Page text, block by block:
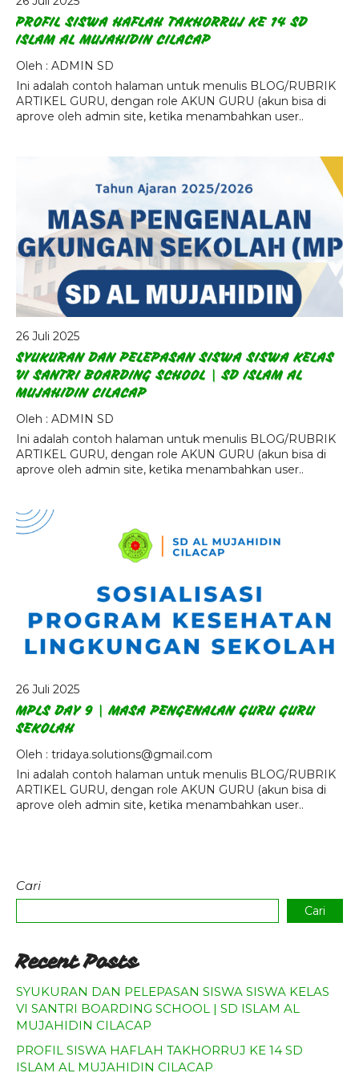
Agenda
Pengumuman
Download
Video
PROFIL SISWA HAFLAH TAKHORRUJ KE 14 SD
ISLAM AL MUJAHIDIN CILACAP
Oleh : ADMIN SD
Ini adalah contoh halaman untuk menulis BLOG/RUBRIK
ARTIKEL GURU, dengan role AKUN GURU (akun bisa di
aprove oleh admin site, ketika menambahkan user..
26 Juli 2025
SYUKURAN DAN PELEPASAN SISWA SISWA KELAS
VI SANTRI BOARDING SCHOOL | SD ISLAM AL
MUJAHIDIN CILACAP
Oleh : ADMIN SD
Ini adalah contoh halaman untuk menulis BLOG/RUBRIK
ARTIKEL GURU, dengan role AKUN GURU (akun bisa di
aprove oleh admin site, ketika menambahkan user..
26 Juli 2025
MPLS DAY 9 | MASA PENGENALAN GURU GURU
SEKOLAH
Oleh : tridaya.solutions@gmail.com
Ini adalah contoh halaman untuk menulis BLOG/RUBRIK
ARTIKEL GURU, dengan role AKUN GURU (akun bisa di
aprove oleh admin site, ketika menambahkan user..
Cari
Cari
Recent Posts
SYUKURAN DAN PELEPASAN SISWA SISWA KELAS
VI SANTRI BOARDING SCHOOL | SD ISLAM AL
MUJAHIDIN CILACAP
PROFIL SISWA HAFLAH TAKHORRUJ KE 14 SD
ISLAM AL MUJAHIDIN CILACAP